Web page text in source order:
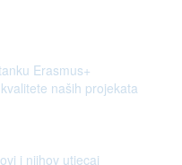
Erasmus+
naših projekata
i njihov utjecaj